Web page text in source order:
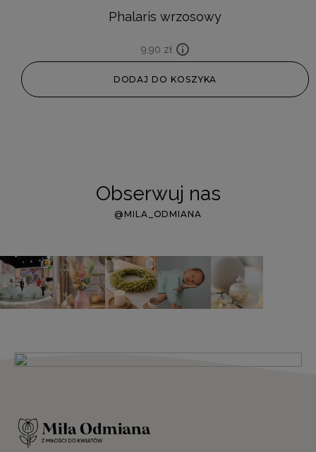
Phalaris wrzosowy
9,90 zł
DODAJ DO KOSZYKA
Obserwuj nas
@MILA_ODMIANA